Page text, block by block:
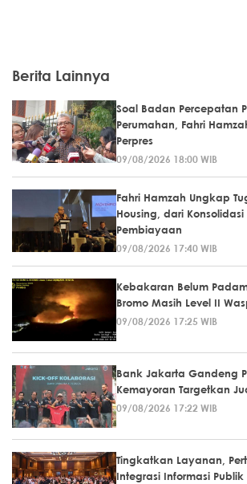
Berita Lainnya
Soal Badan Percepatan
Perumahan, Fahri
Perpres
09/08/2026 18:00 WIB
Fahri Hamzah Ungkap
Housing, dari
Pembiayaan
09/08/2026 17:40 WIB
Kebakaran Belum
Bromo Masih Level II
09/08/2026 17:25 WIB
Bank Jakarta Gandeng
Kemayoran Targetkan
09/08/2026 17:22 WIB
Tingkatkan Layanan,
Integrasi Informasi Publik